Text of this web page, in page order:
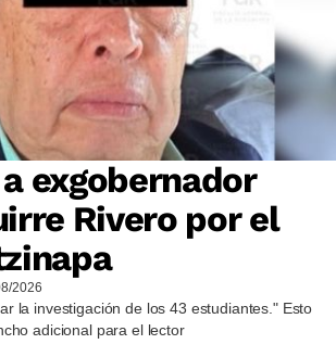
exgobernador
Rivero por el
2026
la investigación de los 43 estudiantes." Esto
adicional para el lector